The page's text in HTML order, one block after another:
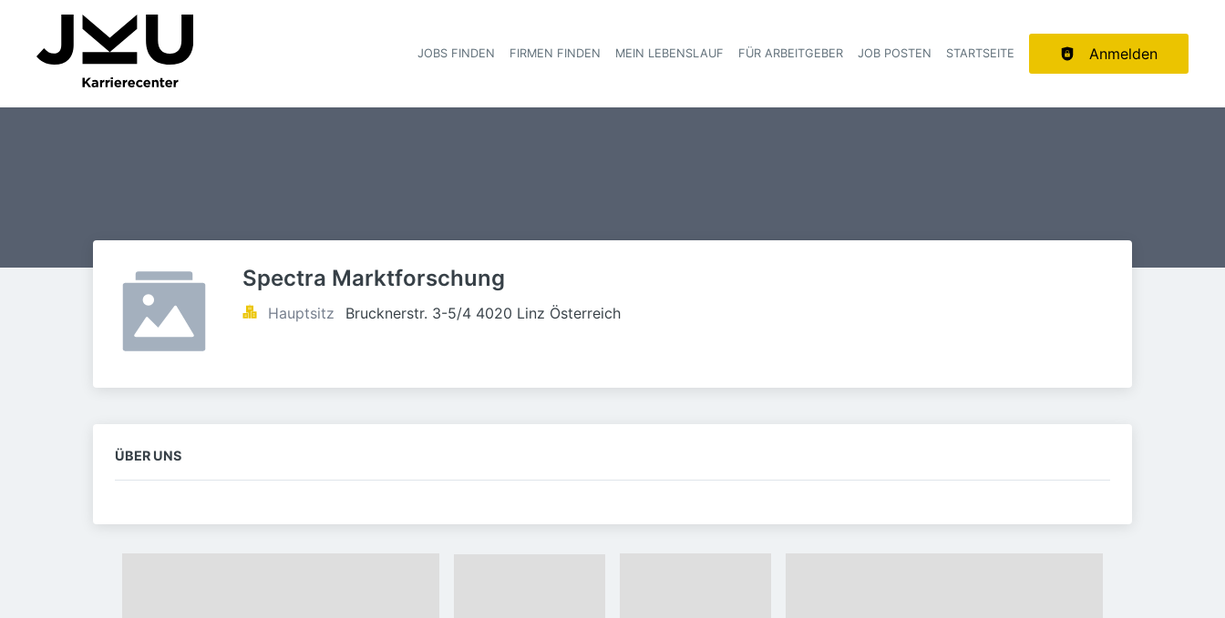
Haupt-Navigation
JOBS FINDEN FIRMEN FINDEN MEIN LEBENSLAUF FÜR ARBEITGEBER JOB POSTEN STARTSEITE Anmelden
Spectra Marktforschung
Hauptsitz Brucknerstr. 3-5/4 4020 Linz Österreich
ÜBER UNS